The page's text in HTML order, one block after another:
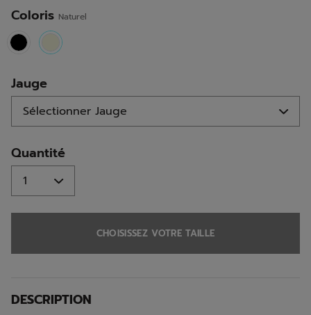
Coloris Naturel
selected
Jauge
Quantité
CHOISISSEZ VOTRE TAILLE
DESCRIPTION